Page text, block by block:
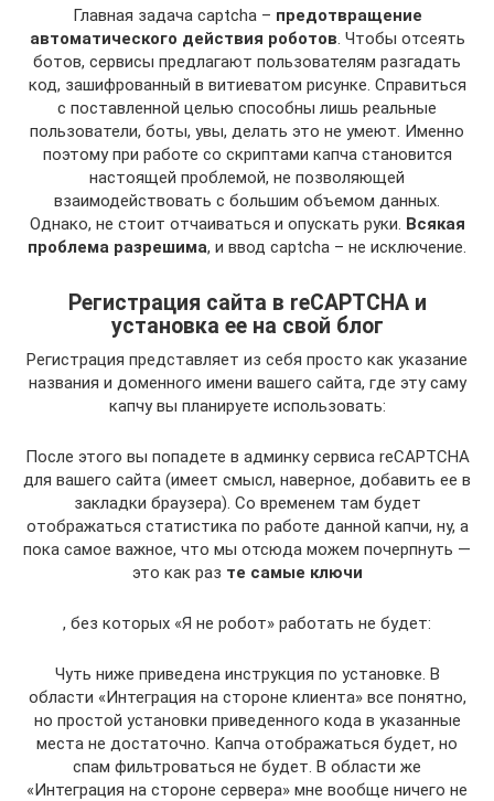
Главная задача captcha – предотвращение
автоматического действия роботов. Чтобы отсеять
ботов, сервисы предлагают пользователям разгадать
код, зашифрованный в витиеватом рисунке. Справиться
с поставленной целью способны лишь реальные
пользователи, боты, увы, делать это не умеют. Именно
поэтому при работе со скриптами капча становится
настоящей проблемой, не позволяющей
взаимодействовать с большим объемом данных.
Однако, не стоит отчаиваться и опускать руки. Всякая
проблема разрешима, и ввод captcha – не исключение.
Регистрация сайта в reCAPTCHA и
установка ее на свой блог
Регистрация представляет из себя просто как указание
названия и доменного имени вашего сайта, где эту саму
капчу вы планируете использовать:
После этого вы попадете в админку сервиса reCAPTCHA
для вашего сайта (имеет смысл, наверное, добавить ее в
закладки браузера). Со временем там будет
отображаться статистика по работе данной капчи, ну, а
пока самое важное, что мы отсюда можем почерпнуть —
это как раз те самые ключи
, без которых «Я не робот» работать не будет:
Чуть ниже приведена инструкция по установке. В
области «Интеграция на стороне клиента» все понятно,
но простой установки приведенного кода в указанные
места не достаточно. Капча отображаться будет, но
спам фильтроваться не будет. В области же
«Интеграция на стороне сервера» мне вообще ничего не